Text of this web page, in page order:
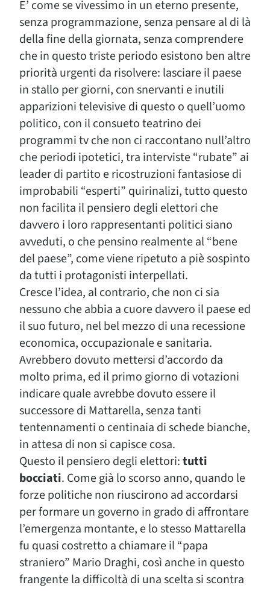
E’ come se vivessimo in un eterno presente,
senza programmazione, senza pensare al di là
della fine della giornata, senza comprendere
che in questo triste periodo esistono ben altre
priorità urgenti da risolvere: lasciare il paese
in stallo per giorni, con snervanti e inutili
apparizioni televisive di questo o quell’uomo
politico, con il consueto teatrino dei
programmi tv che non ci raccontano null’altro
che periodi ipotetici, tra interviste “rubate” ai
leader di partito e ricostruzioni fantasiose di
improbabili “esperti” quirinalizi, tutto questo
non facilita il pensiero degli elettori che
davvero i loro rappresentanti politici siano
avveduti, o che pensino realmente al “bene
del paese”, come viene ripetuto a piè sospinto
da tutti i protagonisti interpellati.
Cresce l’idea, al contrario, che non ci sia
nessuno che abbia a cuore davvero il paese ed
il suo futuro, nel bel mezzo di una recessione
economica, occupazionale e sanitaria.
Avrebbero dovuto mettersi d’accordo da
molto prima, ed il primo giorno di votazioni
indicare quale avrebbe dovuto essere il
successore di Mattarella, senza tanti
tentennamenti o centinaia di schede bianche,
in attesa di non si capisce cosa.
Questo il pensiero degli elettori:tutti
bocciati. Come già lo scorso anno, quando le
forze politiche non riuscirono ad accordarsi
per formare un governo in grado di affrontare
l’emergenza montante, e lo stesso Mattarella
fu quasi costretto a chiamare il “papa
straniero” Mario Draghi, così anche in questo
frangente la difficoltà di una scelta si scontra